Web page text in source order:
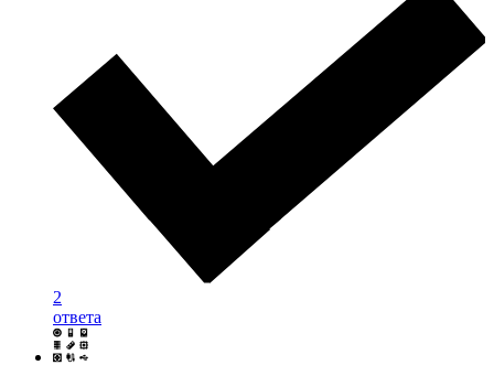
2
ответа